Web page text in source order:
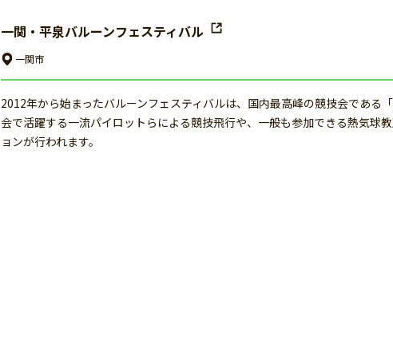
一関・平泉バルーンフェスティバル
一関市
2012年から始まったバルーンフェスティバルは、国内最高峰の競技会である
会で活躍する一流パイロットらによる競技飛行や、一般も参加できる熱気球
ョンが行われます。